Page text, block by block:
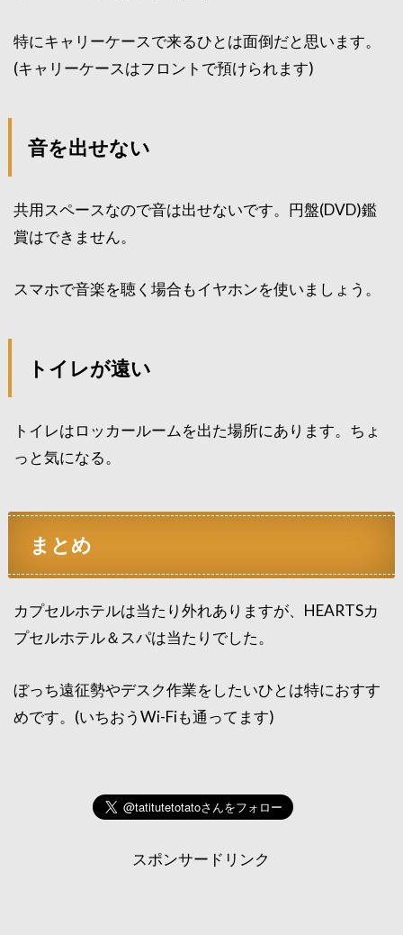
特にキャリーケースで来るひとは面倒だと思います。
(キャリーケースはフロントで預けられます)
音を出せない
共用スペースなので音は出せないです。円盤(DVD)鑑
賞はできません。
スマホで音楽を聴く場合もイヤホンを使いましょう。
トイレが遠い
トイレはロッカールームを出た場所にあります。ちょ
っと気になる。
まとめ
カプセルホテルは当たり外れありますが、HEARTSカ
プセルホテル＆スパは当たりでした。
ぼっち遠征勢やデスク作業をしたいひとは特におすす
めです。(いちおうWi-Fiも通ってます)
スポンサードリンク